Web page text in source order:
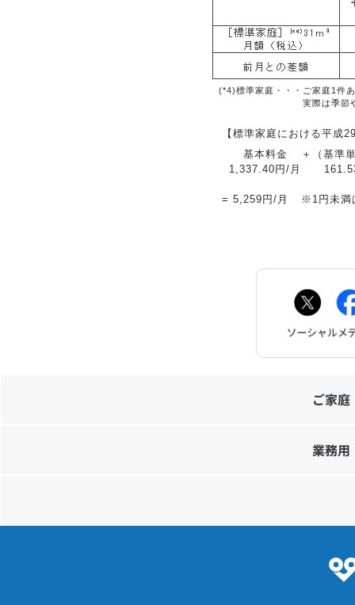
(*4)標準家庭・・・ ご家庭1件
実際は季節
【標準家庭における平成
基本料金
＋
（基
1,337.40円/月
= 5,259円/月 ※1円未満
ご家
業務用